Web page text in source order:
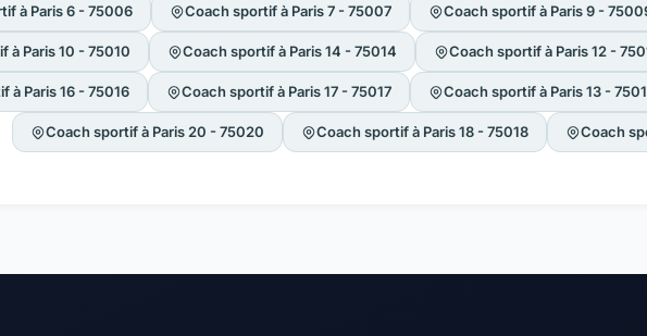
à Paris 6 - 75006 Coach sportif à Paris 7 - 75007 Coach sportif à Paris 9 -
à Paris 10 - 75010 Coach sportif à Paris 14 - 75014 Coach sportif à Paris 12 -
à Paris 16 - 75016 Coach sportif à Paris 17 - 75017 Coach sportif à Paris 13 -
Coach sportif à Paris 20 - 75020 Coach sportif à Paris 18 - 75018 Coach